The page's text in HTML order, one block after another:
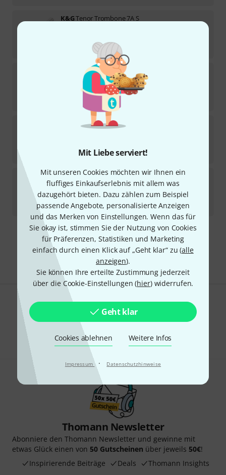
Mit Liebe serviert!
Mit unseren Cookies möchten wir Ihnen ein
fluffiges Einkaufserlebnis mit allem was
dazugehört bieten. Dazu zählen zum Beispiel
passende Angebote, personalisierte Anzeigen
und das Merken von Einstellungen. Wenn das für
Sie okay ist, stimmen Sie der Nutzung von Cookies
für Präferenzen, Statistiken und Marketing
einfach durch einen Klick auf „Geht klar“ zu (alle
anzeigen).
Sie können Ihre erteilte Zustimmung jederzeit
über die Cookie-Einstellungen (hier) widerrufen.
Geht klar
Cookies ablehnen Weitere Infos
Impressum · Datenschutzhinweise
K&GTenor Trombone 7A S
Tenor Trombone 4.5B S
1
Sofort lieferbar
Tenor Trombone 5C S
€
K&GTenor Trombone 5B S
Sofort lieferbar
155 €
Kostenloser Versand ab 29 €
Alle Preise inkl. MwSt.
Gefällt Ihnen, was Sie sehen?
Teilen
Thomann Newsletter
Abonniere den Thomann Newsletter und gewinne mit
etwas Glück einen von 50 Gutscheinen über jeweils 50€!
Inspirierende Beiträge
Deals Thomann Insights